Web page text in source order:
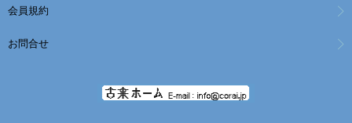
会員規約
お問合せ